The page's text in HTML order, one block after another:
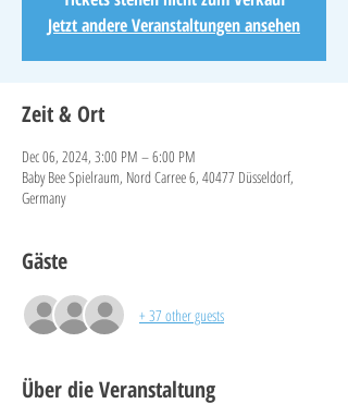
Jetzt andere Veranstaltungen ansehen
Zeit & Ort
Dec 06, 2024, 3:00 PM – 6:00 PM
Baby Bee Spielraum, Nord Carree 6, 40477 Düsseldorf,
Germany
Gäste
+ 37 other guests
Über die Veranstaltung